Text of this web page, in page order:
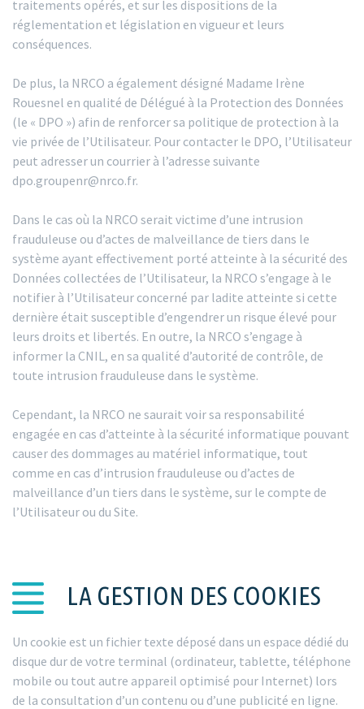
traitements opérés, et sur les dispositions de la
réglementation et législation en vigueur et leurs
conséquences.
De plus, la NRCO a également désigné Madame Irène
Rouesnel en qualité de Délégué à la Protection des Données
(le « DPO ») afin de renforcer sa politique de protection à la
vie privée de l’Utilisateur. Pour contacter le DPO, l’Utilisateur
peut adresser un courrier à l’adresse suivante
dpo.groupenr@nrco.fr.
Dans le cas où la NRCO serait victime d’une intrusion
frauduleuse ou d’actes de malveillance de tiers dans le
système ayant effectivement porté atteinte à la sécurité des
Données collectées de l’Utilisateur, la NRCO s’engage à le
notifier à l’Utilisateur concerné par ladite atteinte si cette
dernière était susceptible d’engendrer un risque élevé pour
leurs droits et libertés. En outre, la NRCO s’engage à
informer la CNIL, en sa qualité d’autorité de contrôle, de
toute intrusion frauduleuse dans le système.
Cependant, la NRCO ne saurait voir sa responsabilité
engagée en cas d’atteinte à la sécurité informatique pouvant
causer des dommages au matériel informatique, tout
comme en cas d’intrusion frauduleuse ou d’actes de
malveillance d’un tiers dans le système, sur le compte de
l’Utilisateur ou du Site.
LA GESTION DES COOKIES
Un cookie est un fichier texte déposé dans un espace dédié du
disque dur de votre terminal (ordinateur, tablette, téléphone
mobile ou tout autre appareil optimisé pour Internet) lors
de la consultation d’un contenu ou d’une publicité en ligne.